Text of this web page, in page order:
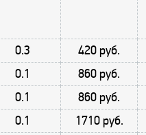
0.3 420 руб.
0.1 860 руб.
0.1 860 руб.
0.1 1710 руб.